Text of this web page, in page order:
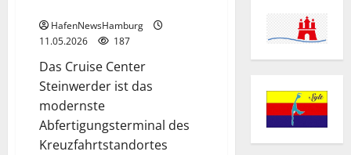
HafenNewsHamburg
11.05.2026
187
Das Cruise Center
Steinwerder ist das
modernste
Abfertigungsterminal des
Kreuzfahrtstandortes